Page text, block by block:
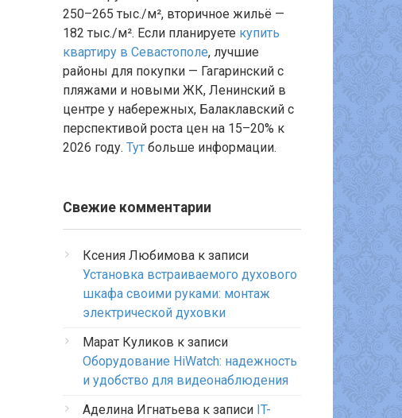
250–265 тыс./м², вторичное жильё —
182 тыс./м². Если планируете купить
квартиру в Севастополе, лучшие
районы для покупки — Гагаринский с
пляжами и новыми ЖК, Ленинский в
центре у набережных, Балаклавский с
перспективой роста цен на 15–20% к
2026 году. Тут больше информации.
Свежие комментарии
Ксения Любимова к записи
Установка встраиваемого духового
шкафа своими руками: монтаж
электрической духовки
Марат Куликов к записи
Оборудование HiWatch: надежность
и удобство для видеонаблюдения
Аделина Игнатьева к записи IT-